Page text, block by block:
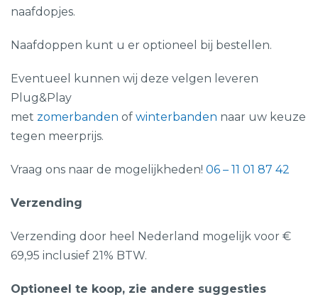
naafdopjes.
Naafdoppen kunt u er optioneel bij bestellen.
Eventueel kunnen wij deze velgen leveren
Plug&Play
met zomerbanden of winterbanden naar uw keuze
tegen meerprijs.
Vraag ons naar de mogelijkheden! 06 – 11 01 87 42
Verzending
Verzending door heel Nederland mogelijk voor €
69,95 inclusief 21% BTW.
Optioneel te koop, zie andere suggesties